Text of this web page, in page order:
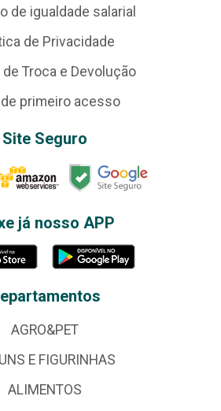
de igualdade salarial
de Privacidade
Troca e Devolução
de primeiro acesso
Site Seguro
já nosso APP
AGRO&PET
E FIGURINHAS
ALIMENTOS